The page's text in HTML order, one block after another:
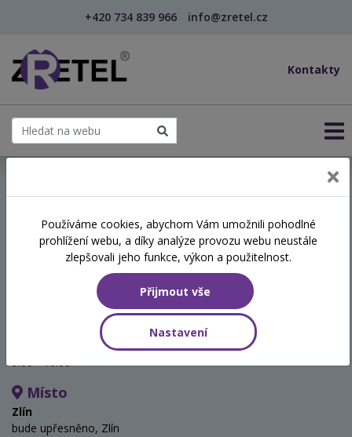
+420 734 839 966 info@zretel.cz
Kontakty
šablony
Zdravé profesní vztahy a
wellbeing ve školách
9:00 - 16:00
Místo
Zlín
bude upřesněno, Zlín
Používáme cookies, abychom Vám umožnili pohodlné
prohlížení webu, a díky analýze provozu webu neustále
zlepšovali jeho funkce, výkon a použitelnost.
Přijmout vše
Nastavení